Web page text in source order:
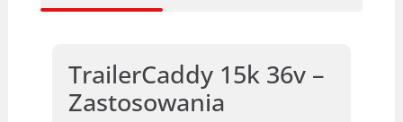
TrailerCaddy 15k 36v –
Zastosowania